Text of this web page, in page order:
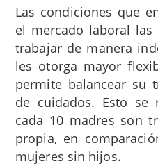
Las condiciones que
el mercado laboral las
trabajar de manera
les otorga mayor
permite balancear su
de cuidados. Esto
cada 10 madres son
propia, en
mujeres sin hijos.